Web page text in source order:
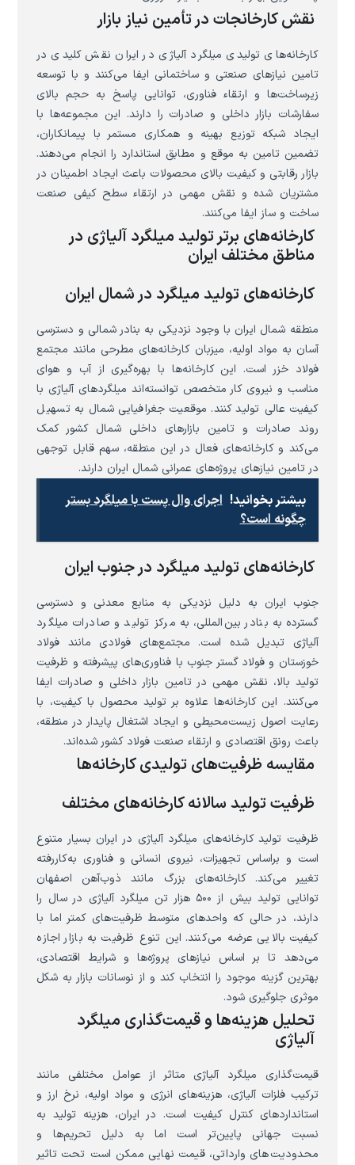
نقش کارخانجات در تأمین نیاز بازار
کارخانه‌های تولیدی میلگرد آلیاژی در ایران نقش کلیدی در
تامین نیازهای صنعتی و ساختمانی ایفا می‌کنند و با توسعه
زیرساخت‌ها و ارتقاء فناوری، توانایی پاسخ به حجم بالای
سفارشات بازار داخلی و صادرات را دارند. این مجموعه‌ها با
ایجاد شبکه توزیع بهینه و همکاری مستمر با پیمانکاران،
تضمین تامین به موقع و مطابق استاندارد را انجام می‌دهند.
بازار رقابتی و کیفیت بالای محصولات باعث ایجاد اطمینان در
مشتریان شده و نقش مهمی در ارتقاء سطح کیفی صنعت
ساخت و ساز ایفا می‌کنند.
کارخانه‌های برتر تولید میلگرد آلیاژی در
مناطق مختلف ایران
کارخانه‌های تولید میلگرد در شمال ایران
منطقه شمال ایران با وجود نزدیکی به بنادر شمالی و دسترسی
آسان به مواد اولیه، میزبان کارخانه‌های مطرحی مانند مجتمع
فولاد خزر است. این کارخانه‌ها با بهره‌گیری از آب و هوای
مناسب و نیروی کار متخصص توانسته‌اند میلگردهای آلیاژی با
کیفیت عالی تولید کنند. موقعیت جغرافیایی شمال به تسهیل
روند صادرات و تامین بازارهای داخلی شمال کشور کمک
می‌کند و کارخانه‌های فعال در این منطقه، سهم قابل توجهی
در تامین نیازهای پروژه‌های عمرانی شمال ایران دارند.
بیشتر بخوانید! اجرای وال پست با میلگرد بستر
چگونه است؟
کارخانه‌های تولید میلگرد در جنوب ایران
جنوب ایران به دلیل نزدیکی به منابع معدنی و دسترسی
گسترده به بنادر بین‌المللی، به مرکز تولید و صادرات میلگرد
آلیاژی تبدیل شده است. مجتمع‌های فولادی مانند فولاد
خوزستان و فولاد گستر جنوب با فناوری‌های پیشرفته و ظرفیت
تولید بالا، نقش مهمی در تامین بازار داخلی و صادرات ایفا
می‌کنند. این کارخانه‌ها علاوه بر تولید محصول با کیفیت، با
رعایت اصول زیست‌محیطی و ایجاد اشتغال پایدار در منطقه،
باعث رونق اقتصادی و ارتقاء صنعت فولاد کشور شده‌اند.
مقایسه ظرفیت‌های تولیدی کارخانه‌ها
ظرفیت تولید سالانه کارخانه‌های مختلف
ظرفیت تولید کارخانه‌های میلگرد آلیاژی در ایران بسیار متنوع
است و براساس تجهیزات، نیروی انسانی و فناوری به‌کاررفته
تغییر می‌کند. کارخانه‌های بزرگ مانند ذوب‌آهن اصفهان
توانایی تولید بیش از ۵۰۰ هزار تن میلگرد آلیاژی در سال را
دارند، در حالی که واحدهای متوسط ظرفیت‌های کمتر اما با
کیفیت بالایی عرضه می‌کنند. این تنوع ظرفیت به بازار اجازه
می‌دهد تا بر اساس نیازهای پروژه‌ها و شرایط اقتصادی،
بهترین گزینه موجود را انتخاب کند و از نوسانات بازار به شکل
موثری جلوگیری شود.
تحلیل هزینه‌ها و قیمت‌گذاری میلگرد
آلیاژی
قیمت‌گذاری میلگرد آلیاژی متاثر از عوامل مختلفی مانند
ترکیب فلزات آلیاژی، هزینه‌های انرژی و مواد اولیه، نرخ ارز و
استانداردهای کنترل کیفیت است. در ایران، هزینه تولید به
نسبت جهانی پایین‌تر است اما به دلیل تحریم‌ها و
محدودیت‌های وارداتی، قیمت نهایی ممکن است تحت تاثیر